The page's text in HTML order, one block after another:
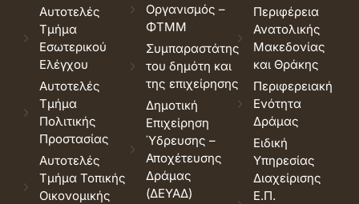
Αυτοτελές
Τμήμα
Εσωτερικού
Ελέγχου
Αυτοτελές
Τμήμα
Πολιτικής
Προστασίας
Αυτοτελές
Τμήμα Τοπικής
Οικονομικής
Οργανισμός –
ΦΤΜΜ
Συμπαραστάτης
του δημότη και
της επιχείρησης
Δημοτική
Επιχείρηση
Ύδρευσης –
Αποχέτευσης
Δράμας
(ΔΕΥΑΔ)
Περιφέρεια
Ανατολικής
Μακεδονίας
και Θράκης
Περιφερειακή
Ενότητα
Δράμας
Ειδική
Υπηρεσίας
Διαχείρισης
Ε.Π.